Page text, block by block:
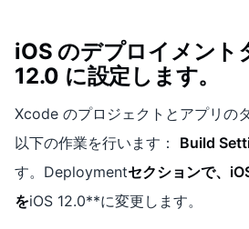
iOS のデプロイメント
12.0 に設定します。
Xcode のプロジェクトとアプリの
以下の作業を行います： Build
す。Deploymentセクションで、
をiOS 12.0**に変更します。